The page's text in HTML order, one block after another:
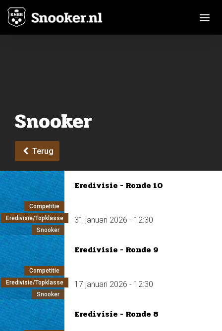
Snooker
Terug
Competitie
Eredivisie/Topklasse
Snooker
Eredivisie - Ronde 10
31 januari 2026 - 12:30
Competitie
Eredivisie/Topklasse
Snooker
Eredivisie - Ronde 9
17 januari 2026 - 12:30
Eredivisie - Ronde 8